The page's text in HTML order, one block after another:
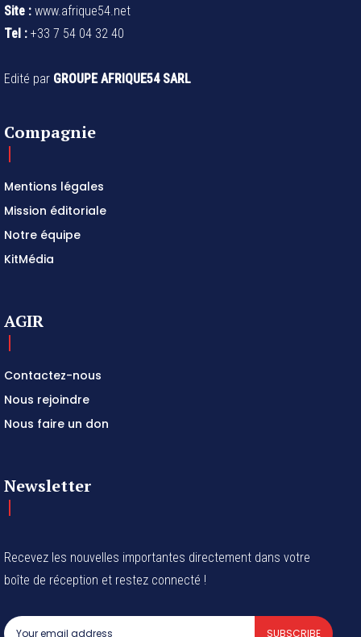
Site : www.afrique54.net
Tel : +33 7 54 04 32 40
Edité par GROUPE AFRIQUE54 SARL
Compagnie
Mentions légales
Mission éditoriale
Notre équipe
KitMédia
AGIR
Contactez-nous
Nous rejoindre
Nous faire un don
Newsletter
Recevez les nouvelles importantes directement dans votre
boîte de réception et restez connecté !
SUBSCRIBE